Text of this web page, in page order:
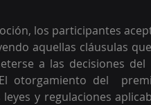
los participantes
aquellas cláusulas
a las decisiones
otorgamiento del
y regulaciones